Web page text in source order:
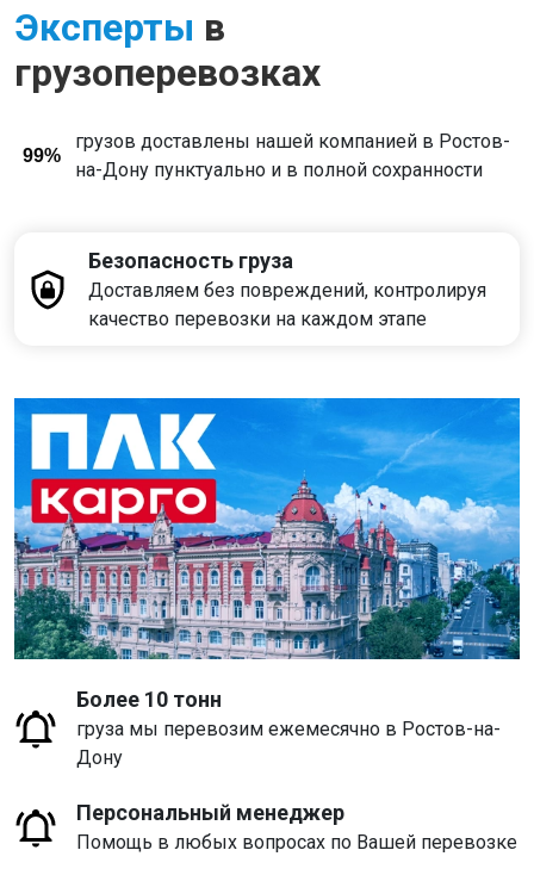
Эксперты в
грузоперевозках
99%
грузов доставлены нашей компанией в Ростов-
на-Дону пунктуально и в полной сохранности
Безопасность груза
Доставляем без повреждений, контролируя
качество перевозки на каждом этапе
Более 10 тонн
груза мы перевозим ежемесячно в Ростов-на-
Дону
Персональный менеджер
Помощь в любых вопросах по Вашей перевозке